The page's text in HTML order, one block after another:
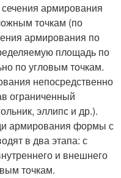
армирования
точкам (по
армирования по
площадь по
по угловым точкам.
непосредственно
ограниченный
эллипс и др.).
армирования формы с
в два этапа: с
и внешнего
точкам.